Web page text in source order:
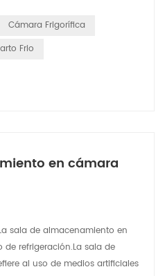
Cámara Frigorífica
Frio
en cámara
sala de almacenamiento en
refrigeración.La sala de
al uso de medios artificiales